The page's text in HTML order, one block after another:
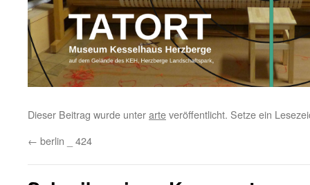
Dieser Beitrag wurde unterarteveröffentlicht. Setze ein
← berlin _ 424